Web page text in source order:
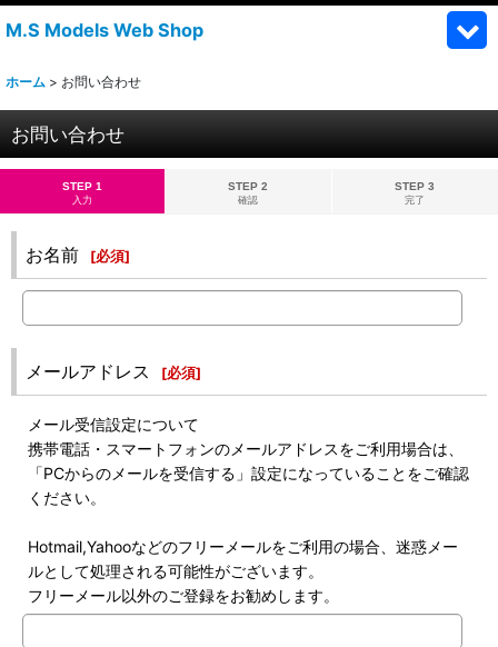
M.S Models Web Shop
ホーム > お問い合わせ
お問い合わせ
STEP 1
入力
STEP 2
確認
STEP 3
完了
お名前 [必須]
メールアドレス [必須]
メール受信設定について
携帯電話・スマートフォンのメールアドレスをご利用場合は、
「PCからのメールを受信する」設定になっていることをご確認
ください。
Hotmail,Yahooなどのフリーメールをご利用の場合、迷惑メー
ルとして処理される可能性がございます。
フリーメール以外のご登録をお勧めします。